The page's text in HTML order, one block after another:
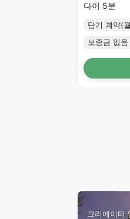
다이 5분
단기 계약(
보증금 없음
크리에이터